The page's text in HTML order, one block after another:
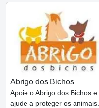
Abrigo dos Bichos
Apoie o Abrigo dos Bichos e
ajude a proteger os animais.